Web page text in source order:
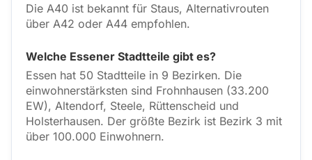
Die A40 ist bekannt für Staus, Alternativrouten
über A42 oder A44 empfohlen.
Welche Essener Stadtteile gibt es?
Essen hat 50 Stadtteile in 9 Bezirken. Die
einwohnerstärksten sind Frohnhausen (33.200
EW), Altendorf, Steele, Rüttenscheid und
Holsterhausen. Der größte Bezirk ist Bezirk 3 mit
über 100.000 Einwohnern.